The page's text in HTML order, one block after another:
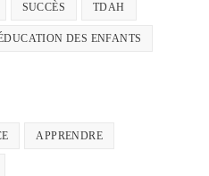
SUCCÈS TDAH
DES ENFANTS
APPRENDRE